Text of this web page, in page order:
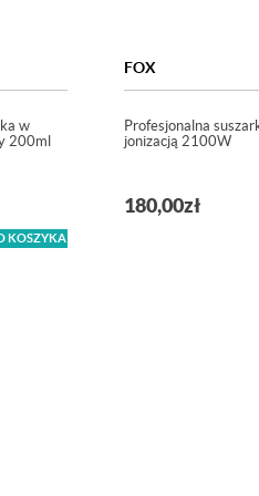
w
200ml
KOSZYKA
FOX
Profesjonalna
jonizacją 2100W
180,00zł